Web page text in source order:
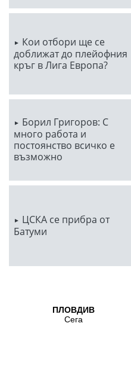
Кои отбори ще се
доближат до плейофния
кръг в Лига Европа?
Борил Григоров: С
много работа и
постоянство всичко е
възможно
ЦСКА се прибра от
Батуми